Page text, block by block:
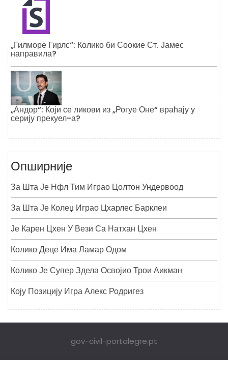
„Гилморе Гирлс“: Колико би Соокие Ст. Јамес
направила?
„Андор“: Који се ликови из „Рогуе Оне“ враћају у
серију прекуел-а?
Опширније
За Шта Је Нфл Тим Играо Цолтон Ундервоод
За Шта Је Колеџ Играо Цхарлес Барклеи
Је Карен Цхен У Вези Са Натхан Цхен
Колико Деце Има Ламар Одом
Колико Је Супер Здела Освојио Трои Аикман
Коју Позицију Игра Алекс Родригез
gov-civil-portalegre.pt